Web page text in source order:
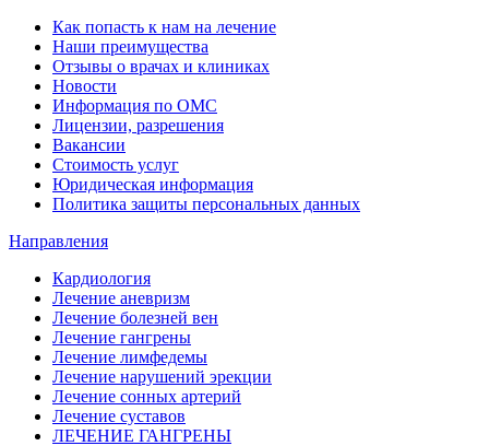
Как попасть к нам на лечение
Наши преимущества
Отзывы о врачах и клиниках
Новости
Информация по ОМС
Лицензии, разрешения
Вакансии
Стоимость услуг
Юридическая информация
Политика защиты персональных данных
Направления
Кардиология
Лечение аневризм
Лечение болезней вен
Лечение гангрены
Лечение лимфедемы
Лечение нарушений эрекции
Лечение сонных артерий
Лечение суставов
ЛЕЧЕНИЕ ГАНГРЕНЫ